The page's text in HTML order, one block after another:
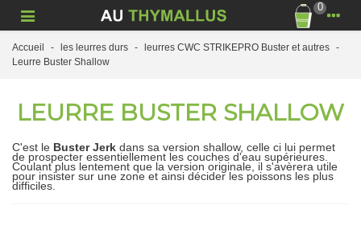
0
Accueil - les leurres durs - leurres CWC STRIKEPRO Buster et autres -
Leurre Buster Shallow
LEURRE BUSTER SHALLOW
C'est le Buster Jerk dans sa version shallow, celle ci lui permet
de prospecter essentiellement les couches d'eau supérieures.
Coulant plus lentement que la version originale, il s'avèrera utile
pour insister sur une zone et ainsi décider les poissons les plus
difficiles.